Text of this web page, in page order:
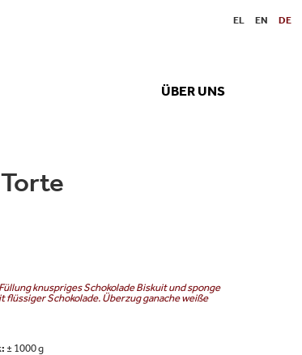
EL EN DE
ÜBER UNS
knuspriges Schokolade Biskuit und sponge
flüssiger Schokolade. Überzug ganache weiße
± 1000 g